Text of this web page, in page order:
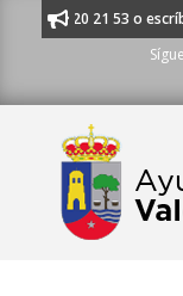
al 91 620 21 53 o